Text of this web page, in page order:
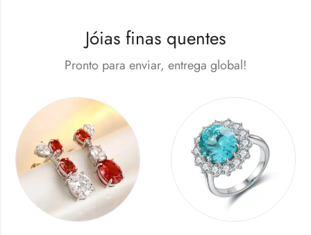
Jóias finas quentes
Pronto para enviar, entrega global!